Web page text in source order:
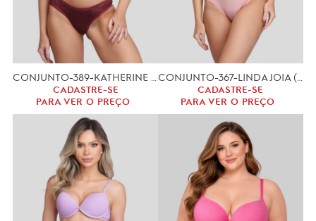
CADASTRE-SE
PARA VER O PREÇO
CADASTRE-SE
PARA VER O PREÇO